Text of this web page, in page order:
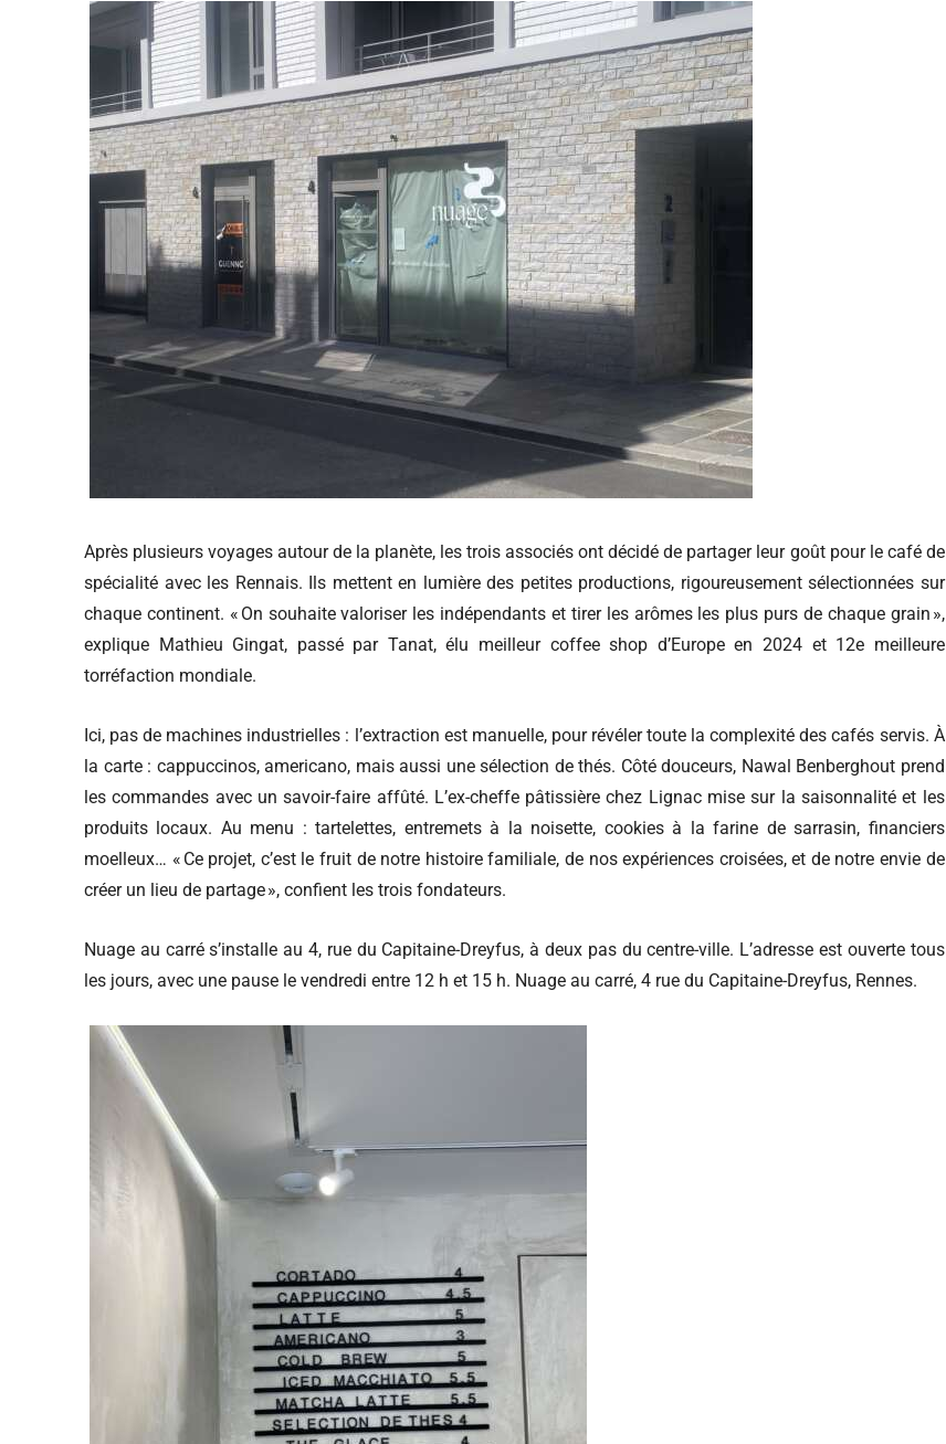
Après plusieurs voyages autour de la planète, les trois associés ont décidé de partager leur goût pour le café de
spécialité avec les Rennais. Ils mettent en lumière des petites productions, rigoureusement sélectionnées sur
chaque continent. « On souhaite valoriser les indépendants et tirer les arômes les plus purs de chaque grain »,
explique Mathieu Gingat, passé par Tanat, élu meilleur coffee shop d’Europe en 2024 et 12e meilleure
torréfaction mondiale.
Ici, pas de machines industrielles : l’extraction est manuelle, pour révéler toute la complexité des cafés servis. À
la carte : cappuccinos, americano, mais aussi une sélection de thés. Côté douceurs, Nawal Benberghout prend
les commandes avec un savoir-faire affûté. L’ex-cheffe pâtissière chez Lignac mise sur la saisonnalité et les
produits locaux. Au menu : tartelettes, entremets à la noisette, cookies à la farine de sarrasin, financiers
moelleux… « Ce projet, c’est le fruit de notre histoire familiale, de nos expériences croisées, et de notre envie de
créer un lieu de partage », confient les trois fondateurs.
Nuage au carré s’installe au 4, rue du Capitaine-Dreyfus, à deux pas du centre-ville. L’adresse est ouverte tous
les jours, avec une pause le vendredi entre 12 h et 15 h. Nuage au carré, 4 rue du Capitaine-Dreyfus, Rennes.